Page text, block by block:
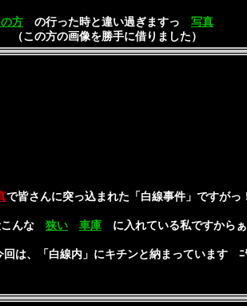
方 の行った時と違い過ぎますっ 写真
（この方の画像を勝手に借りました）
で皆さんに突っ込まれた「白線事件」ですがっ
んな 狭い 車庫 に入れている私ですから
、「白線内」にキチンと納まっています ﾆ